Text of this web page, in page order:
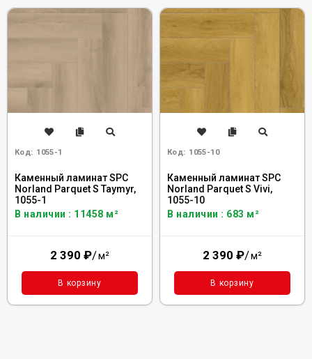
Код: 1055-1
Каменный ламинат SPC
Norland Parquet S Taymyr,
1055-1
В наличии : 11458 м²
2 390 ₽/м²
В корзину
Код: 1055-10
Каменный ламинат SPC
Norland Parquet S Vivi,
1055-10
В наличии : 683 м²
2 390 ₽/м²
В корзину